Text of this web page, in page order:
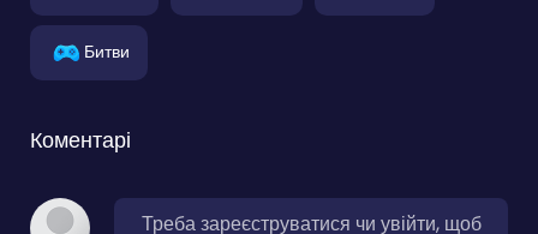
Битви
Коментарі
Треба зареєструватися чи увійти, щоб